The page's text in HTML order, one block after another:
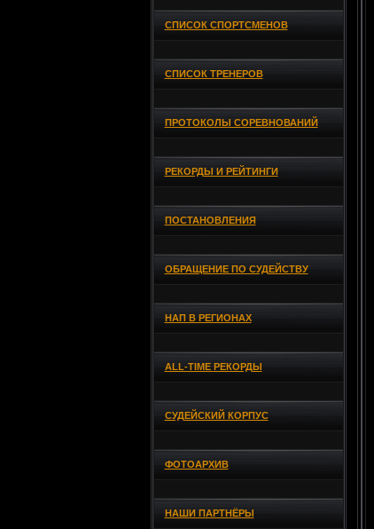
СПИСОК СПОРТСМЕНОВ
СПИСОК ТРЕНЕРОВ
ПРОТОКОЛЫ СОРЕВНОВАНИЙ
РЕКОРДЫ И РЕЙТИНГИ
ПОСТАНОВЛЕНИЯ
ОБРАЩЕНИЕ ПО СУДЕЙСТВУ
НАП В РЕГИОНАХ
ALL-TIME РЕКОРДЫ
СУДЕЙСКИЙ КОРПУС
ФОТОАРХИВ
НАШИ ПАРТНЁРЫ